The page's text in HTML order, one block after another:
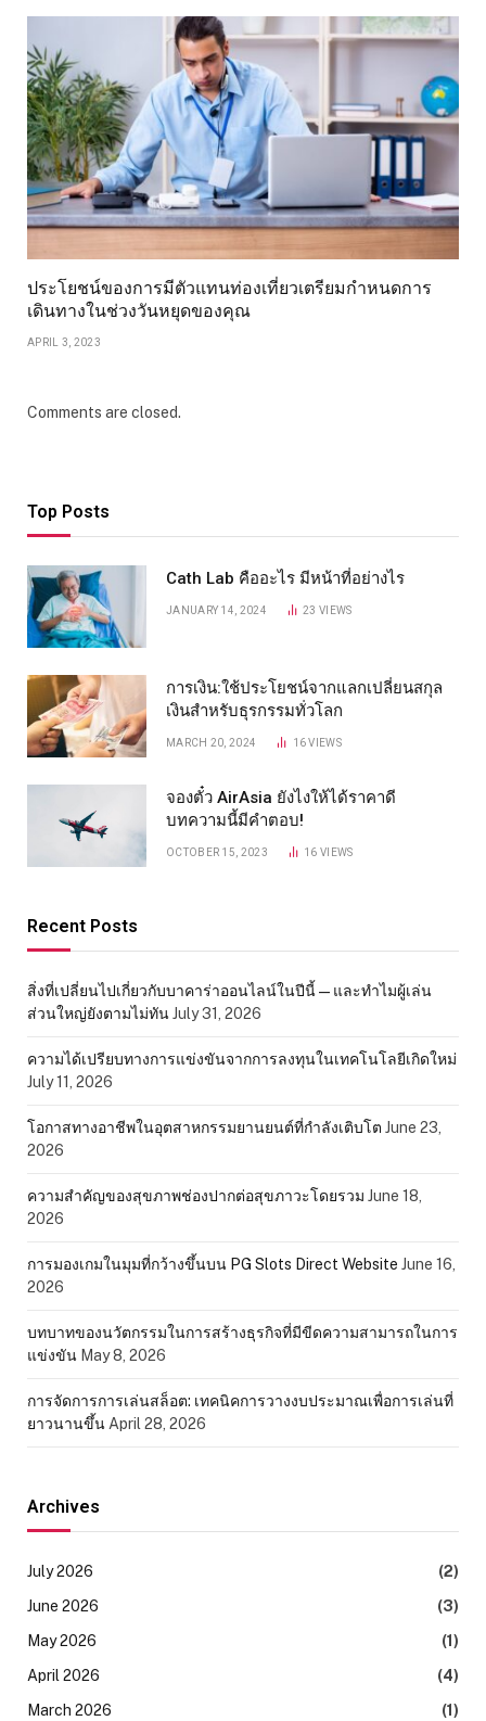
ประโยชน์ของการมีตัวแทนท่องเที่ยวเตรียมกำหนดการ
เดินทางในช่วงวันหยุดของคุณ
APRIL 3, 2023
Comments are closed.
Top Posts
Cath Lab คืออะไร มีหน้าที่อย่างไร
JANUARY 14, 2024 23VIEWS
การเงิน:ใช้ประโยชน์จากแลกเปลี่ยนสกุล
เงินสำหรับธุรกรรมทั่วโลก
MARCH 20, 2024 16VIEWS
จองตั๋ว AirAsia ยังไงให้ได้ราคาดี
บทความนี้มีคำตอบ!
OCTOBER 15, 2023 16VIEWS
Recent Posts
สิ่งที่เปลี่ยนไปเกี่ยวกับบาคาร่าออนไลน์ในปีนี้ — และทำไมผู้เล่น
ส่วนใหญ่ยังตามไม่ทันJuly 31, 2026
ความได้เปรียบทางการแข่งขันจากการลงทุนในเทคโนโลยีเกิดใหม่
July 11, 2026
โอกาสทางอาชีพในอุตสาหกรรมยานยนต์ที่กำลังเติบโต June 23,
2026
ความสำคัญของสุขภาพช่องปากต่อสุขภาวะโดยรวม June 18,
2026
การมองเกมในมุมที่กว้างขึ้นบน PG Slots Direct Website June 16,
2026
บทบาทของนวัตกรรมในการสร้างธุรกิจที่มีขีดความสามารถในการ
แข่งขัน May 8, 2026
การจัดการการเล่นสล็อต: เทคนิคการวางงบประมาณเพื่อการเล่นที่
ยาวนานขึ้นApril 28, 2026
Archives
July 2026
(2)
June 2026
(3)
May 2026
(1)
April 2026
(4)
March 2026
(1)